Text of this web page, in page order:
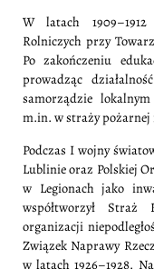
W latach
Rolniczych przy
Po zakończeniu
prowadząc
samorządzie
m.in. w straży pożarnej
Podczas I wojny
Lublinie oraz Polskiej
w Legionach jako
współtworzył Straż
organizacji
Związek Naprawy
w latach 1926–1928.